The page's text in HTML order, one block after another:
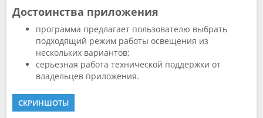
Достоинства приложения
программа предлагает пользователю выбрать
подходящий режим работы освещения из
нескольких вариантов;
серьезная работа технической поддержки от
владельцев приложения.
СКРИНШОТЫ